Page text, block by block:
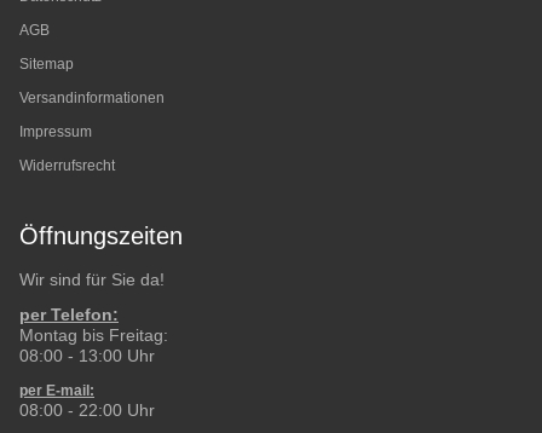
AGB
Sitemap
Versandinformationen
Impressum
Widerrufsrecht
Öffnungszeiten
Wir sind für Sie da!
per Telefon:
Montag bis Freitag:
08:00 - 13:00 Uhr
per E-mail:
08:00 - 22:00 Uhr